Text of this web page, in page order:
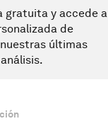
gratuita y accede a
de
últimas